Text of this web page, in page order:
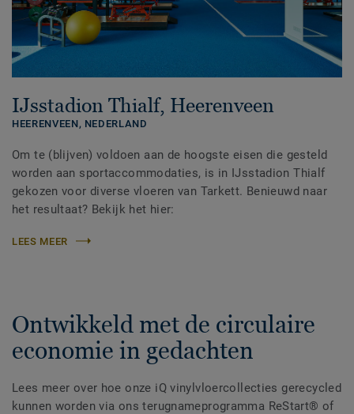
IJsstadion Thialf, Heerenveen
HEERENVEEN, NEDERLAND
Om te (blijven) voldoen aan de hoogste eisen die gesteld
worden aan sportaccommodaties, is in IJsstadion Thialf
gekozen voor diverse vloeren van Tarkett. Benieuwd naar
het resultaat? Bekijk het hier:
LEES MEER
Ontwikkeld met de circulaire
economie in gedachten
Lees meer over hoe onze iQ vinylvloercollecties gerecycled
kunnen worden via ons terugnameprogramma ReStart® of